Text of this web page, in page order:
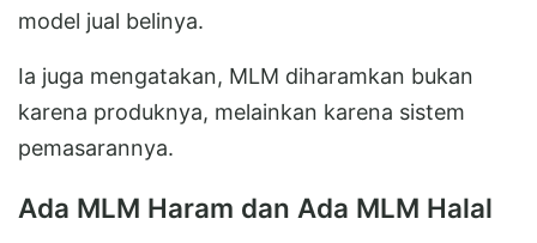
model jual belinya.
Ia juga mengatakan, MLM diharamkan bukan
karena produknya, melainkan karena sistem
pemasarannya.
Ada MLM Haram dan Ada MLM Halal